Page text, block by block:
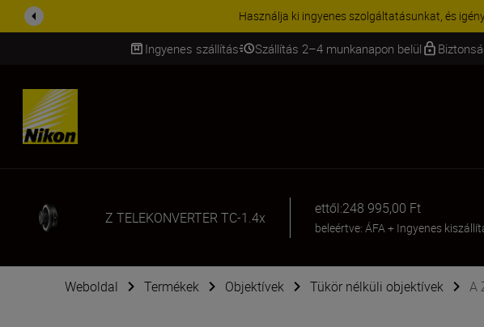
KIEGÉSZÍTŐKRE VONATKOZÓ AKCIÓ | 15%
Ingyenes szállítás Szállítás 2–4 munkanapon belül
SKIP
Z TELEKONVERTER TC-1.4x
ettől:248 995,00 Ft
beleértve: ÁFA+ Ingyenes
Weboldal Termékek Objektívek Tükör nélküli objektívek A